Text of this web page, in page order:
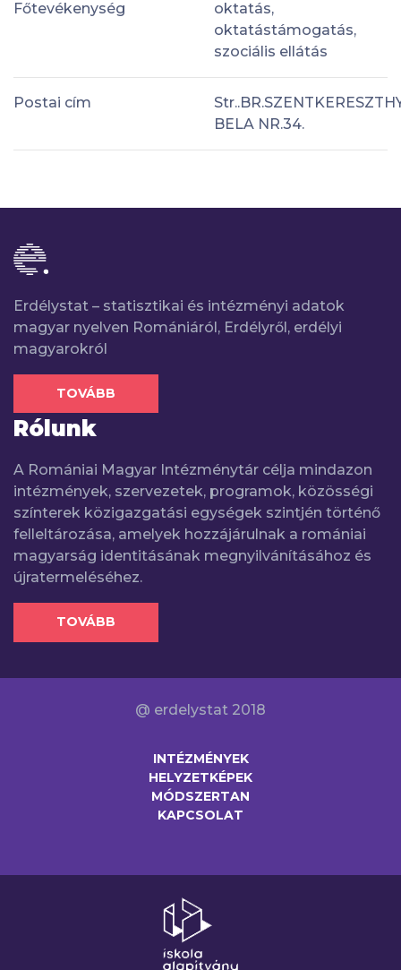
Főtevékenység
oktatás,
oktatástámogatás,
szociális ellátás
Postai cím
BELA NR.34.
Erdélystat – statisztikai és intézményi adatok
magyar nyelven Romániáról, Erdélyről, erdélyi
magyarokról
TOVÁBB
Rólunk
A Romániai Magyar Intézménytár célja mindazon
intézmények, szervezetek, programok, közösségi
színterek közigazgatási egységek szintjén történő
felleltározása, amelyek hozzájárulnak a romániai
magyarság identitásának megnyilvánításához és
újratermeléséhez.
TOVÁBB
@ erdelystat 2018
INTÉZMÉNYEK
HELYZETKÉPEK
MÓDSZERTAN
KAPCSOLAT